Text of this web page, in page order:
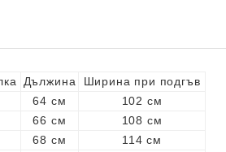
Дължина
Ширина при подгъв
64 см
102 см
66 см
108 см
68 см
114 см